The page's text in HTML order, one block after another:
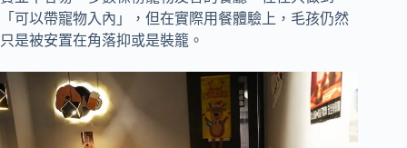
「可以帶寵物入內」，但在實際用餐體驗上，毛孩仍然
只是被安置在角落抑或是裝籠。